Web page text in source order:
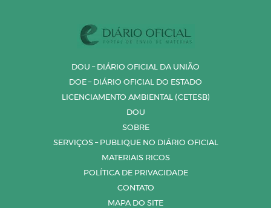
DOU – DIÁRIO OFICIAL DA UNIÃO
DOE – DIÁRIO OFICIAL DO ESTADO
LICENCIAMENTO AMBIENTAL (CETESB)
DOU
SOBRE
SERVIÇOS – PUBLIQUE NO DIÁRIO OFICIAL
MATERIAIS RICOS
POLÍTICA DE PRIVACIDADE
CONTATO
MAPA DO SITE